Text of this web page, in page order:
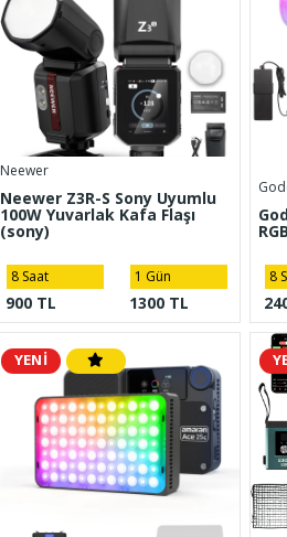
Neewer
Neewer Z3R-S Sony Uyumlu
100W Yuvarlak Kafa Flaşı
(sony)
8 Saat
900 TL
1 Gün
1300 TL
8
YENİ